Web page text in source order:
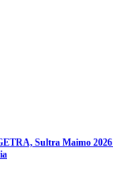
Sultra Maimo